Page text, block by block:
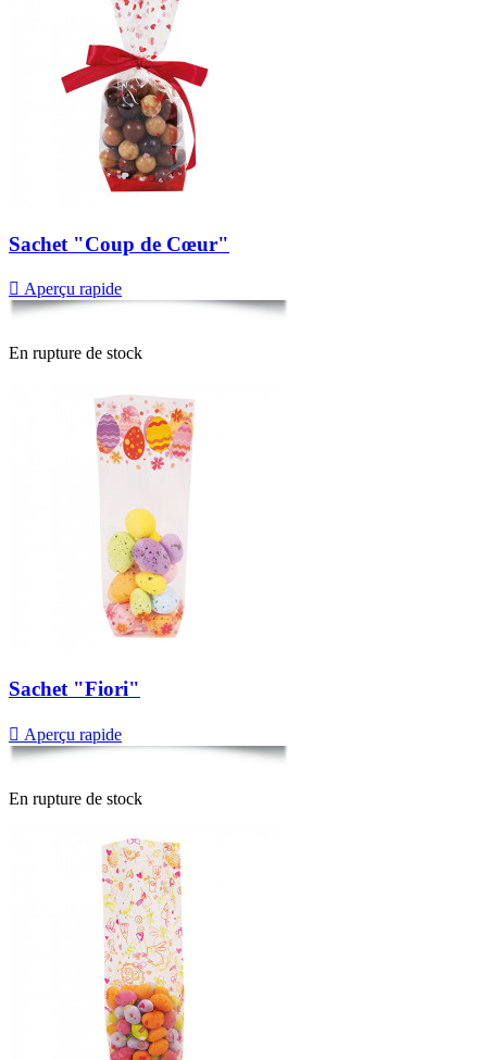
Sachet "Coup de Cœur"
 Aperçu rapide
En rupture de stock
Sachet "Fiori"
 Aperçu rapide
En rupture de stock